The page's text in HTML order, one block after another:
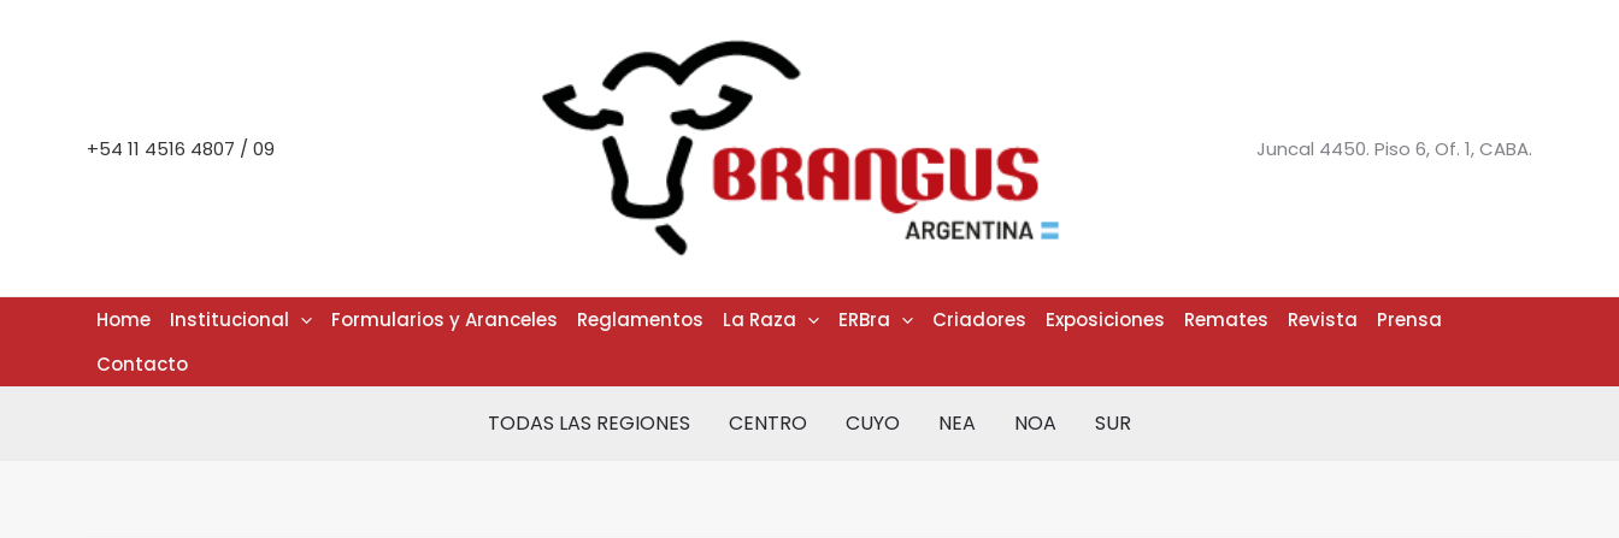
+54 11 4516 4807 / 09 Juncal 4450. Piso 6, Of. 1, CABA.
Home Institucional Formularios y Aranceles Reglamentos La Raza ERBra Criadores Exposiciones Remates Revista
Prensa
Contacto
TODAS LAS REGIONES CENTRO CUYO NEA NOA SUR